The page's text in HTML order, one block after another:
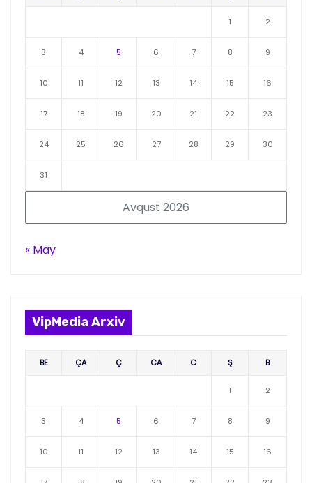
Avqust 2026
1 2
3 4 5 6 7 8 9
10 11 12 13 14 15 16
17 18 19 20 21 22 23
24 25 26 27 28 29 30
31
« May
VipMedia Arxiv
BE ÇA Ç CA C Ş B
1 2
3 4 5 6 7 8 9
10 11 12 13 14 15 16